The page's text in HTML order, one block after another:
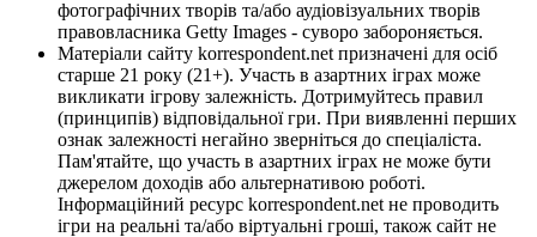
фотографічних творів та/або аудіовізуальних творів
правовласника Getty Images - суворо забороняється.
Матеріали сайту korrespondent.net призначені для осіб
старше 21 року (21+). Участь в азартних іграх може
викликати ігрову залежність. Дотримуйтесь правил
(принципів) відповідальної гри. При виявленні перших
ознак залежності негайно зверніться до спеціаліста.
Пам'ятайте, що участь в азартних іграх не може бути
джерелом доходів або альтернативою роботі.
Інформаційний ресурс korrespondent.net не проводить
ігри на реальні та/або віртуальні гроші, також сайт не